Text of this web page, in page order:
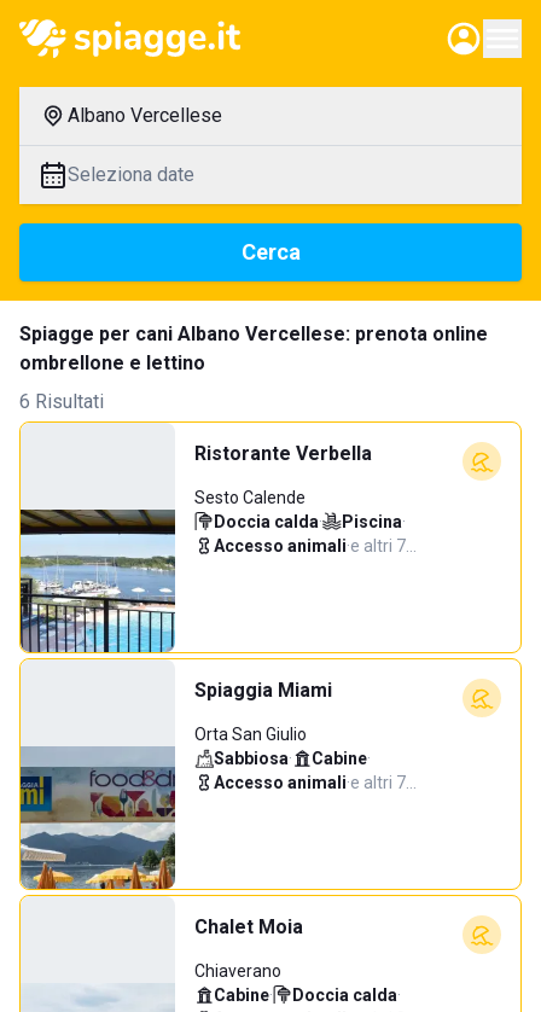
Albano Vercellese
Seleziona date
Cerca
Spiagge per cani Albano Vercellese: prenota online
ombrellone e lettino
6 Risultati
Ristorante Verbella
Sesto Calende
Doccia calda· Piscina·
Accesso animali·e altri 7…
Spiaggia Miami
Orta San Giulio
Sabbiosa· Cabine·
Accesso animali·e altri 7…
Chalet Moia
Chiaverano
Cabine· Doccia calda·